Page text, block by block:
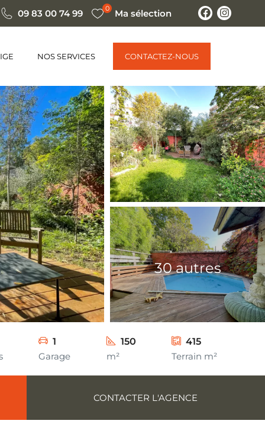
09 83 00 74 99 Ma sélection
0
NOS SERVICES CONTACTEZ-NOUS
30 autres
1
Garage
150
m²
415
Terrain m²
CONTACTER L'AGENCE